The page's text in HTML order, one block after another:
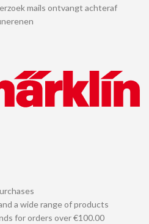
mails ontvangt achteraf
a wide range of products
for orders over €100.00